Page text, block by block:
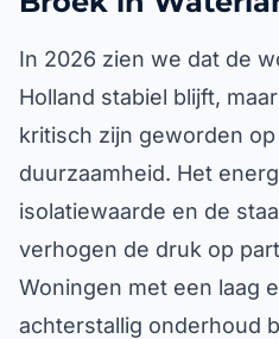
In 2026 zien we dat de
Holland stabiel blijft,
kritisch zijn geworden
duurzaamheid. Het
isolatiewaarde en de
verhogen de druk op
Woningen met een laag
achterstallig onderhoud